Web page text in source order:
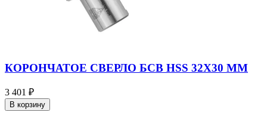
КОРОНЧАТОЕ СВЕРЛО БСВ HSS 32X30 ММ
3 401 ₽
В корзину